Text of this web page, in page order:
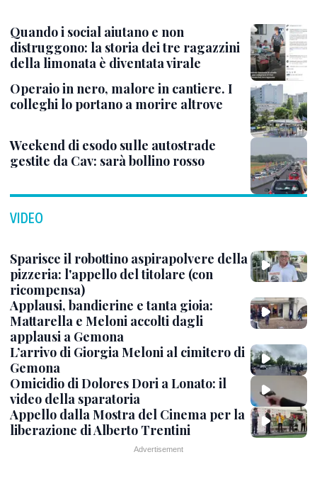
Quando i social aiutano e non
distruggono: la storia dei tre ragazzini
della limonata è diventata virale
Operaio in nero, malore in cantiere. I
colleghi lo portano a morire altrove
Weekend di esodo sulle autostrade
gestite da Cav: sarà bollino rosso
VIDEO
Sparisce il robottino aspirapolvere della
pizzeria: l'appello del titolare (con
ricompensa)
Applausi, bandierine e tanta gioia:
Mattarella e Meloni accolti dagli
applausi a Gemona
L’arrivo di Giorgia Meloni al cimitero di
Gemona
Omicidio di Dolores Dori a Lonato: il
video della sparatoria
Appello dalla Mostra del Cinema per la
liberazione di Alberto Trentini